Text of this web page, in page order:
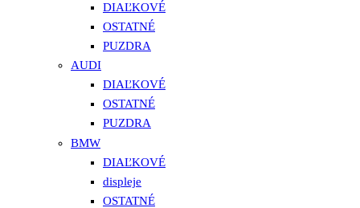
DIAĽKOVÉ
OSTATNÉ
PUZDRA
AUDI
DIAĽKOVÉ
OSTATNÉ
PUZDRA
BMW
DIAĽKOVÉ
displeje
OSTATNÉ